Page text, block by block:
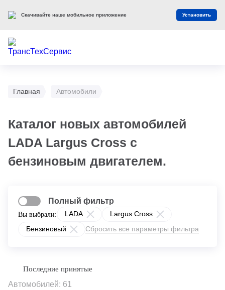
Главная Автомобили
Каталог новых автомобилей
LADA Largus Cross с
бензиновым двигателем.
Вы выбрали: LADA
Largus Cross
Бензиновый
Сбросить все параметры фильтра
Полный фильтр
Автомобилей: 61
Скачивайте наше мобильное приложение Установить